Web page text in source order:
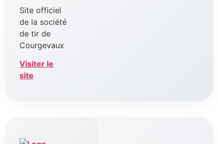
Site officiel
de la société
de tir de
Courgevaux
Visiter le
site